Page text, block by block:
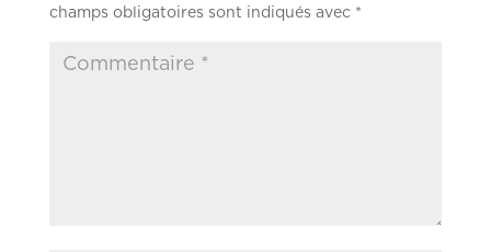
champs obligatoires sont indiqués avec *